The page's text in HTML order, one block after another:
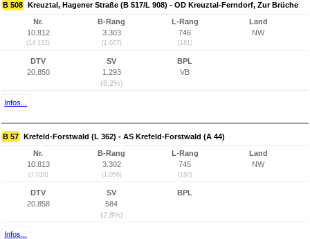
B 508 Kreuztal, Hagener Straße (B 517/L 908) - OD Kreuztal-Ferndorf, Zur Brüche
Nr.
10.812
(14.132)
B-Rang
3.303
(1.057)
L-Rang
746
(181)
Land
NW
DTV
20.850
SV
1.293
(6,2%)
BPL
VB
Infos...
B 57 Krefeld-Forstwald (L 362) - AS Krefeld-Forstwald (A 44)
Nr.
10.813
(7.018)
B-Rang
3.302
(1.056)
L-Rang
745
(180)
Land
NW
DTV
20.858
SV
584
(2,8%)
BPL
Infos...